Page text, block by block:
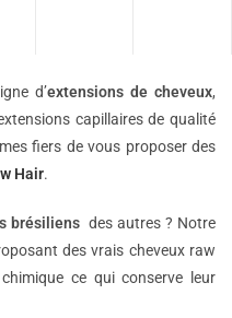
d’extensions decheveux,
capillaires de qualité
fiers de vous proposer des
Hair.
brésiliens des autres ? Notre
des vrais cheveux raw
ce qui conserve leur